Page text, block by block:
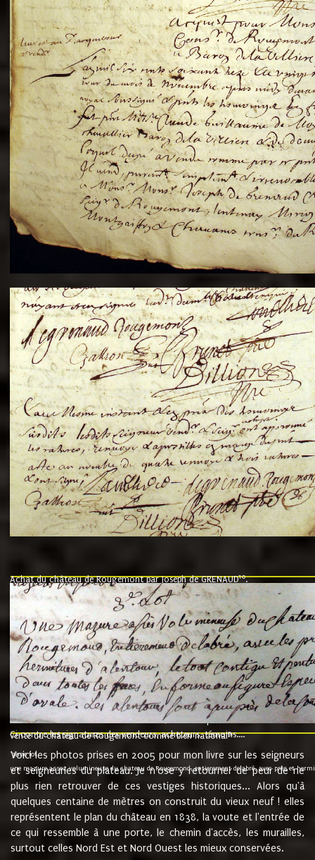
Achat du château de Rougemont par Joseph de GRENAUD10.
"l'an mil six cent soixante treze le ving neuvième jour du mois de
nommé fut présent Messire Claude Guillaume de Moyriat chevalier baron
vend, purement simplement et irrevocablement a monseigneur monsieur
et chavannes conseiller du roy au parlement de Bourgogne, present et
que le dit seigneur Baron de la Vellière a sur ses hommes, indivisables et
de la Velliere tout ainsi et comme le dit seigneur Baron et ses
présent......"
suivent les rentes, donation des terriers, etc... au prix de 880 livre louis
Ci contre les signatures des vendeurs, acheteurs, témoins....
vente du château de Rougemont comme bien national9.
"3ème lot
une mazure assez volumineuse du chateau de Rougemond, entierement delabré, avec près et
Voici les photos prises en 2005 pour mon livre sur les seigneurs
et seigneuries du plateau. Je n'ose y retourner de peur de ne
plus rien retrouver de ces vestiges historiques... Alors qu'à
quelques centaine de mètres on construit du vieux neuf ! elles
représentent le plan du château en 1838, la voute et l'entrée de
ce qui ressemble à une porte, le chemin d'accès, les murailles,
surtout celles Nord Est et Nord Ouest les mieux conservées.